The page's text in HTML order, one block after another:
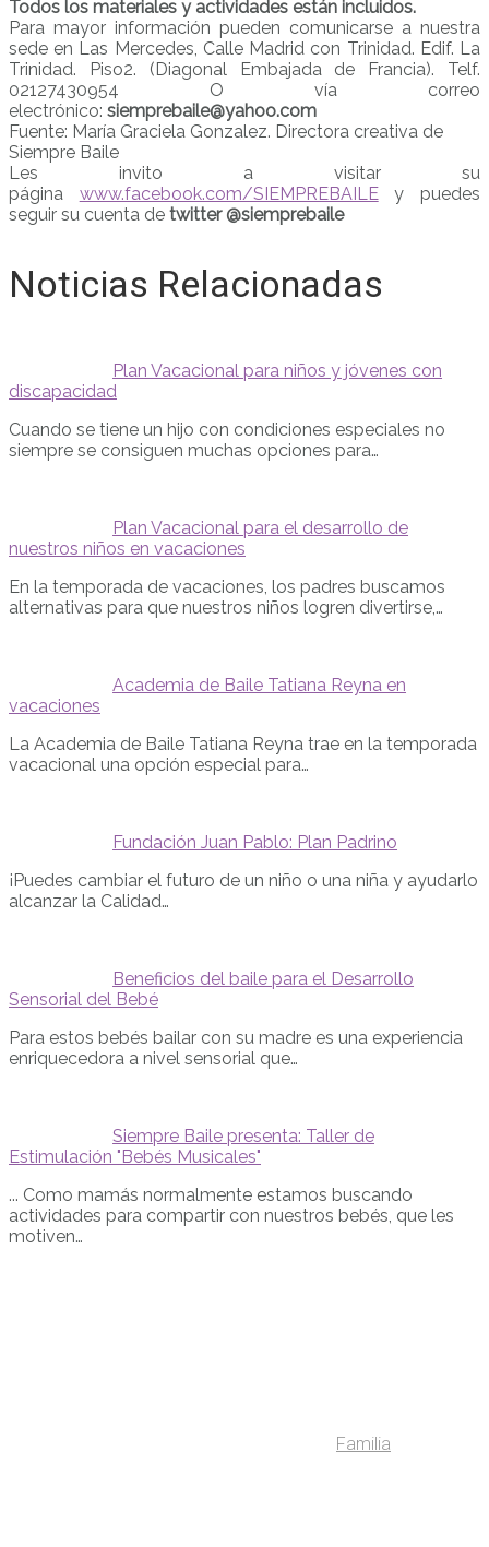
Todos los materiales y actividades están incluidos.
Para mayor información pueden comunicarse a nuestra
sede en Las Mercedes, Calle Madrid con Trinidad. Edif. La
Trinidad. Piso2. (Diagonal Embajada de Francia). Telf.
02127430954 O vía correo
electrónico: siemprebaile@yahoo.com
Fuente: María Graciela Gonzalez. Directora creativa de
Siempre Baile
Les invito a visitar su
página www.facebook.com/SIEMPREBAILEy puedes
seguir su cuenta de twitter @siemprebaile
Noticias Relacionadas
Plan Vacacional para niños y jóvenes con
discapacidad
Cuando se tiene un hijo con condiciones especiales no
siempre se consiguen muchas opciones para…
Plan Vacacional para el desarrollo de
nuestros niños en vacaciones
En la temporada de vacaciones, los padres buscamos
alternativas para que nuestros niños logren divertirse,…
Academia de Baile Tatiana Reyna en
vacaciones
La Academia de Baile Tatiana Reyna trae en la temporada
vacacional una opción especial para…
Fundación Juan Pablo: Plan Padrino
¡Puedes cambiar el futuro de un niño o una niña y ayudarlo
alcanzar la Calidad…
Beneficios del baile para el Desarrollo
Sensorial del Bebé
Para estos bebés bailar con su madre es una experiencia
enriquecedora a nivel sensorial que…
Siempre Baile presenta: Taller de
Estimulación "Bebés Musicales"
... Como mamás normalmente estamos buscando
actividades para compartir con nuestros bebés, que les
motiven…
Familia